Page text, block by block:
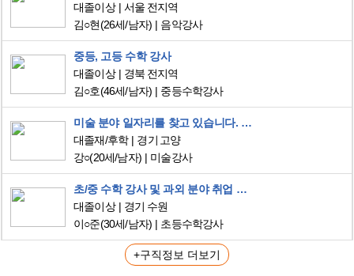
대졸이상
서울 전지역
김○현(26세/남자) 음악강사
중등, 고등 수학 강사
대졸이상
경북 전지역
김○호(46세/남자) 중등수학강사
미술 분야 일자리를 찾고 있습니다. 아르바이트 형식을 희망합니다.
대졸재/후학
경기 고양
강○(20세/남자) 미술강사
초/중 수학 강사 및 과외 분야 취업 희망합니다~
대졸이상
경기 수원
이○준(30세/남자) 초등수학강사
+구직정보 더보기